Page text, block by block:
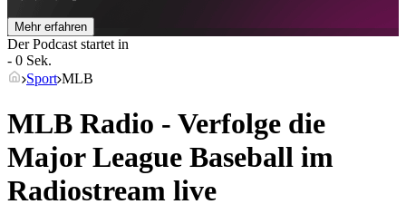
Mehr erfahren
Der Podcast startet in
- 0 Sek.
Sport MLB
MLB Radio - Verfolge die
Major League Baseball im
Radiostream live